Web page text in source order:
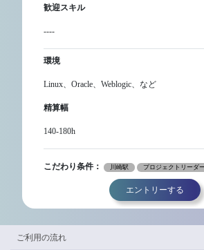
歓迎スキル
----
環境
Linux、Oracle、Weblogic、など
精算幅
140-180h
こだわり条件： 川崎駅 プロジェクトリーダ
エントリーする
ご利用の流れ